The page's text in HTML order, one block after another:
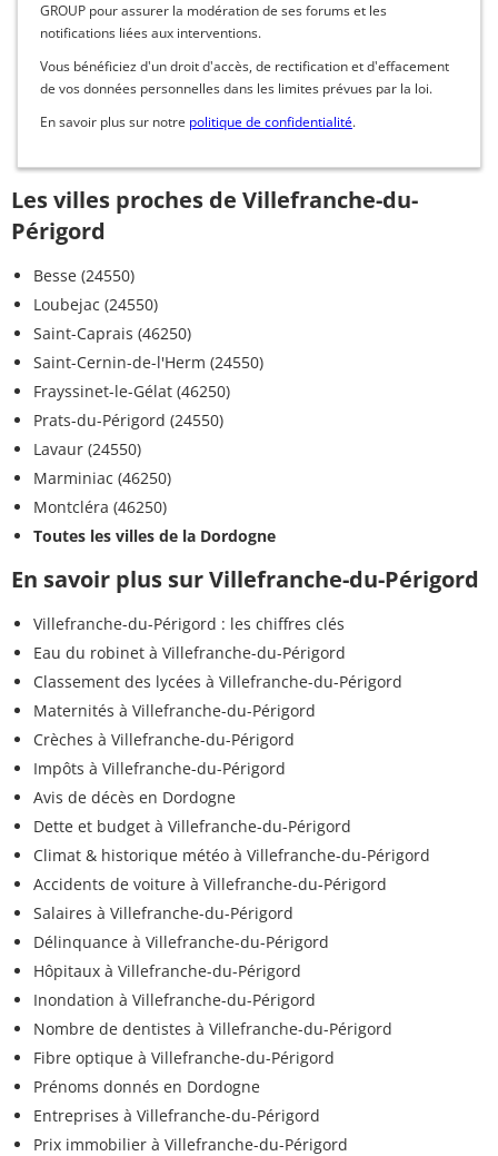
GROUP pour assurer la modération de ses forums et les
notifications liées aux interventions.
Vous bénéficiez d'un droit d'accès, de rectification et d'effacement
de vos données personnelles dans les limites prévues par la loi.
En savoir plus sur notre politique de confidentialité.
Les villes proches de Villefranche-du-
Périgord
Besse (24550)
Loubejac (24550)
Saint-Caprais (46250)
Saint-Cernin-de-l'Herm (24550)
Frayssinet-le-Gélat (46250)
Prats-du-Périgord (24550)
Lavaur (24550)
Marminiac (46250)
Montcléra (46250)
Toutes les villes de la Dordogne
En savoir plus sur Villefranche-du-Périgord
Villefranche-du-Périgord : les chiffres clés
Eau du robinet à Villefranche-du-Périgord
Classement des lycées à Villefranche-du-Périgord
Maternités à Villefranche-du-Périgord
Crèches à Villefranche-du-Périgord
Impôts à Villefranche-du-Périgord
Avis de décès en Dordogne
Dette et budget à Villefranche-du-Périgord
Climat & historique météo à Villefranche-du-Périgord
Accidents de voiture à Villefranche-du-Périgord
Salaires à Villefranche-du-Périgord
Délinquance à Villefranche-du-Périgord
Hôpitaux à Villefranche-du-Périgord
Inondation à Villefranche-du-Périgord
Nombre de dentistes à Villefranche-du-Périgord
Fibre optique à Villefranche-du-Périgord
Prénoms donnés en Dordogne
Entreprises à Villefranche-du-Périgord
Prix immobilier à Villefranche-du-Périgord